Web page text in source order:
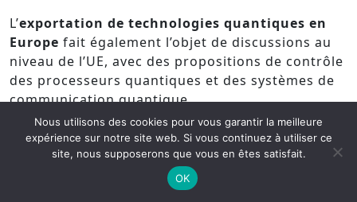
L’exportation de technologies quantiques en
Europe fait également l’objet de discussions au
niveau de l’UE, avec des propositions de contrôle
des processeurs quantiques et des systèmes de
communication quantique.
Cybersurveillance et logiciels de sécurité
réglementation sur l’exportation de logiciels
a été significativement
Nous utilisons des cookies pour vous garantir la meilleure
expérience sur notre site web. Si vous continuez à utiliser ce
site, nous supposerons que vous en êtes satisfait.
OK